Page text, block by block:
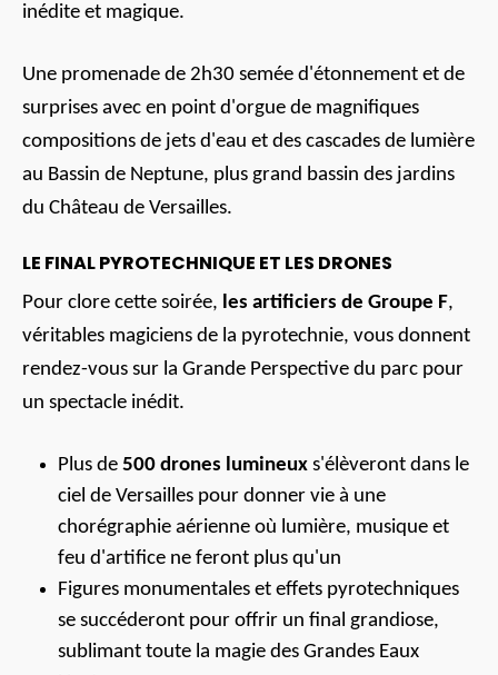
inédite et magique.
Une promenade de 2h30 semée d'étonnement et de
surprises avec en point d'orgue de magnifiques
compositions de jets d'eau et des cascades de lumière
au Bassin de Neptune, plus grand bassin des jardins
du Château de Versailles.
LE FINAL PYROTECHNIQUE ET LES DRONES
Pour clore cette soirée, les artificiers de Groupe F,
véritables magiciens de la pyrotechnie, vous donnent
rendez-vous sur la Grande Perspective du parc pour
un spectacle inédit.
Plus de 500 drones lumineux s'élèveront dans le
ciel de Versailles pour donner vie à une
chorégraphie aérienne où lumière, musique et
feu d'artifice ne feront plus qu'un
Figures monumentales et effets pyrotechniques
se succéderont pour offrir un final grandiose,
sublimant toute la magie des Grandes Eaux